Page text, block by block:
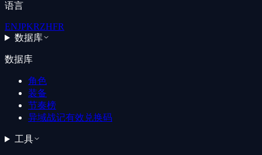
语言
ENJPKRZHFR
数据库
数据库
角色
装备
节奏榜
异域战记有效兑换码
工具